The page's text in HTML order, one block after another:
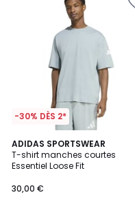
-30% DÈS 2*
ADIDAS SPORTSWEAR
T-shirt manches courtes
Essentiel Loose Fit
30,00 €
4,6
/ 5